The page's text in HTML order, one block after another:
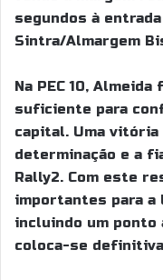
segundos à
Sintra/Almargem
Na PEC 10,
suficiente para
capital. Uma vitória
determinação e a
Rally2. Com este
importantes para a
incluindo um ponto
coloca-se